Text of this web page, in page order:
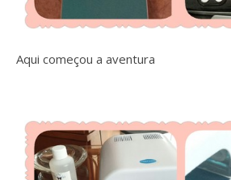
Aqui começou a aventura